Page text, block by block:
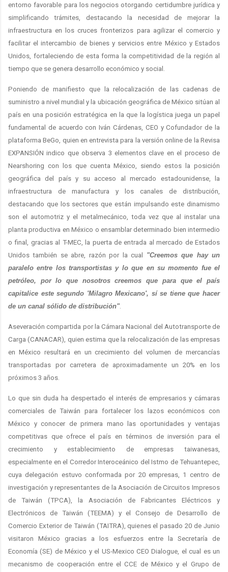
entorno favorable para los negocios otorgando certidumbre jurídica y
simplificando trámites, destacando la necesidad de mejorar la
infraestructura en los cruces fronterizos para agilizar el comercio y
facilitar el intercambio de bienes y servicios entre México y Estados
Unidos, fortaleciendo de esta forma la competitividad de la región al
tiempo que se genera desarrollo económico y social.
Poniendo de manifiesto que la relocalización de las cadenas de
suministro a nivel mundial y la ubicación geográfica de México sitúan al
país en una posición estratégica en la que la logística juega un papel
fundamental de acuerdo con Iván Cárdenas, CEO y Cofundador de la
plataforma BeGo, quien en entrevista para la versión online de la Revisa
EXPANSIÓN indico que observa 3 elementos clave en el proceso de
Nearshoring con los que cuenta México, siendo estos la posición
geográfica del país y su acceso al mercado estadounidense, la
infraestructura de manufactura y los canales de distribución,
destacando que los sectores que están impulsando este dinamismo
son el automotriz y el metalmecánico, toda vez que al instalar una
planta productiva en México o ensamblar determinado bien intermedio
o final, gracias al T-MEC, la puerta de entrada al mercado de Estados
Unidos también se abre, razón por la cual "Creemos que hay un
paralelo entre los transportistas y lo que en su momento fue el
petróleo, por lo que nosotros creemos que para que el país
capitalice este segundo 'Milagro Mexicano', sí se tiene que hacer
de un canal sólido de distribución"
Aseveración compartida por la Cámara Nacional del Autotransporte de
Carga (CANACAR), quien estima que la relocalización de las empresas
en México resultará en un crecimiento del volumen de mercancías
transportadas por carretera de aproximadamente un 20% en los
próximos 3 años.
Lo que sin duda ha despertado el interés de empresarios y cámaras
comerciales de Taiwán para fortalecer los lazos económicos con
México y conocer de primera mano las oportunidades y ventajas
competitivas que ofrece el país en términos de inversión para el
crecimiento y establecimiento de empresas taiwanesas,
especialmente en el Corredor Interoceánico del Istmo de Tehuantepec,
cuya delegación estuvo conformada por 20 empresas, 1 centro de
investigación y representantes de la Asociación de Circuitos Impresos
de Taiwán (TPCA), la Asociación de Fabricantes Eléctricos y
Electrónicos de Taiwán (TEEMA) y el Consejo de Desarrollo de
Comercio Exterior de Taiwán (TAITRA), quienes el pasado 20 de Junio
visitaron México gracias a los esfuerzos entre la Secretaría de
Economía (SE) de México y el US-Mexico CEO Dialogue, el cual es un
mecanismo de cooperación entre el CCE de México y el Grupo de